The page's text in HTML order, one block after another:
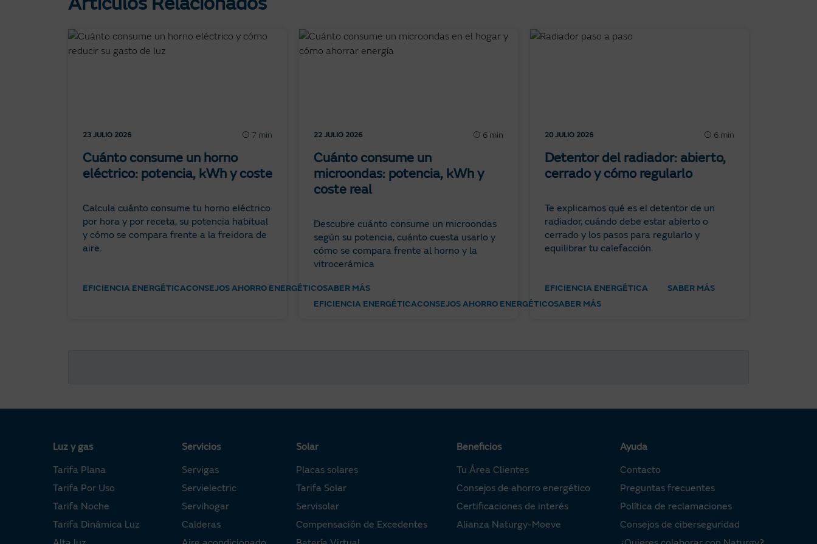
23 JULIO 2026 7 min
Cuánto consume un horno
eléctrico: potencia, kWh y coste
Calcula cuánto consume tu horno eléctrico
por hora y por receta, su potencia habitual
y cómo se compara frente a la freidora de
aire.
EFICIENCIA ENERGÉTICACONSEJOS AHORRO ENERGÉTICOSABER MÁS
22 JULIO 2026 6 min
Cuánto consume un
microondas: potencia, kWh y
coste real
Descubre cuánto consume un microondas
según su potencia, cuánto cuesta usarlo y
cómo se compara frente al horno y la
vitrocerámica
EFICIENCIA ENERGÉTICACONSEJOS AHORRO ENERGÉTICOSABER MÁS
20 JULIO 2026 6 min
Detentor del radiador: abierto,
cerrado y cómo regularlo
Te explicamos qué es el detentor de un
radiador, cuándo debe estar abierto o
cerrado y los pasos para regularlo y
equilibrar tu calefacción.
EFICIENCIA ENERGÉTICA SABER MÁS
Luz y gas
Tarifa Plana
Tarifa Por Uso
Tarifa Noche
Tarifa Dinámica Luz
Servicios
Servigas
Servielectric
Servihogar
Calderas
Solar
Placas solares
Tarifa Solar
Servisolar
Compensación de Excedentes
Beneficios
Tu Área Clientes
Consejos de ahorro energético
Certificaciones de interés
Alianza Naturgy-Moeve
Ayuda
Contacto
Preguntas frecuentes
Política de reclamaciones
Consejos de ciberseguridad